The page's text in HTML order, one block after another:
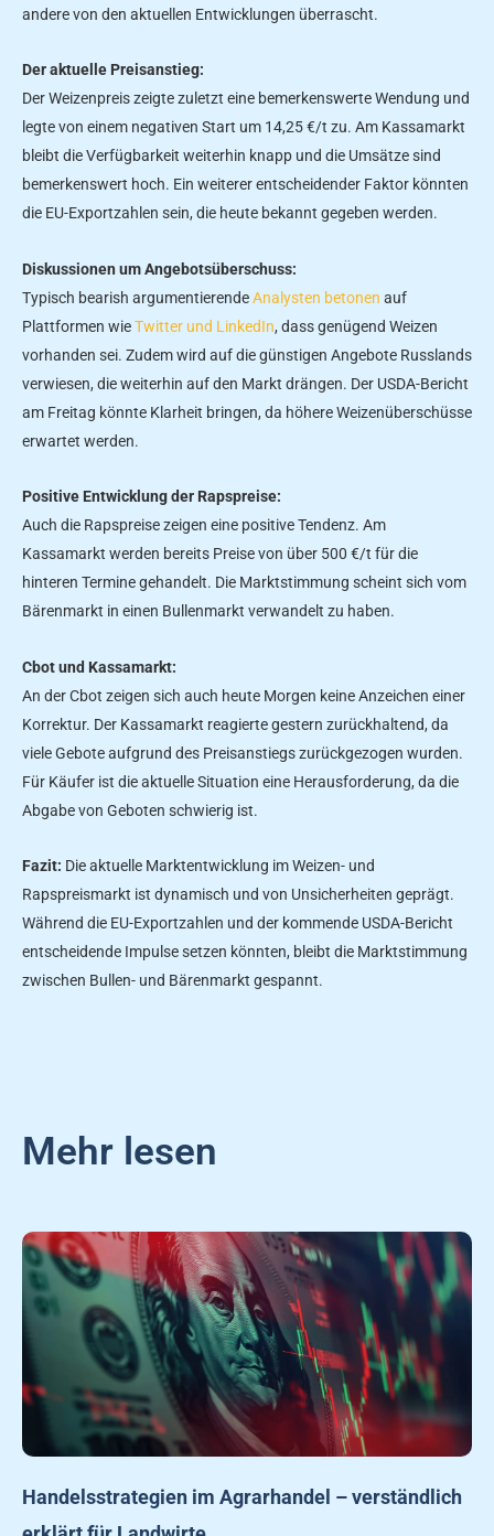
andere von den aktuellen Entwicklungen überrascht.
Der aktuelle Preisanstieg:
Der Weizenpreis zeigte zuletzt eine bemerkenswerte Wendung und
legte von einem negativen Start um 14,25 €/t zu. Am Kassamarkt
bleibt die Verfügbarkeit weiterhin knapp und die Umsätze sind
bemerkenswert hoch. Ein weiterer entscheidender Faktor könnten
die EU-Exportzahlen sein, die heute bekannt gegeben werden.
Diskussionen um Angebotsüberschuss:
Typisch bearish argumentierendeAnalysten betonen auf
Plattformen wieTwitter und LinkedIn, dass genügend Weizen
vorhanden sei. Zudem wird auf die günstigen Angebote Russlands
verwiesen, die weiterhin auf den Markt drängen. Der USDA-Bericht
am Freitag könnte Klarheit bringen, da höhere Weizenüberschüsse
erwartet werden.
Positive Entwicklung der Rapspreise:
Auch die Rapspreise zeigen eine positive Tendenz. Am
Kassamarkt werden bereits Preise von über 500 €/t für die
hinteren Termine gehandelt. Die Marktstimmung scheint sich vom
Bärenmarkt in einen Bullenmarkt verwandelt zu haben.
Cbot und Kassamarkt:
An der Cbot zeigen sich auch heute Morgen keine Anzeichen einer
Korrektur. Der Kassamarkt reagierte gestern zurückhaltend, da
viele Gebote aufgrund des Preisanstiegs zurückgezogen wurden.
Für Käufer ist die aktuelle Situation eine Herausforderung, da die
Abgabe von Geboten schwierig ist.
Fazit: Die aktuelle Marktentwicklung im Weizen- und
Rapspreismarkt ist dynamisch und von Unsicherheiten geprägt.
Während die EU-Exportzahlen und der kommende USDA-Bericht
entscheidende Impulse setzen könnten, bleibt die Marktstimmung
zwischen Bullen- und Bärenmarkt gespannt.
Mehr lesen
Handelsstrategien im Agrarhandel – verständlich